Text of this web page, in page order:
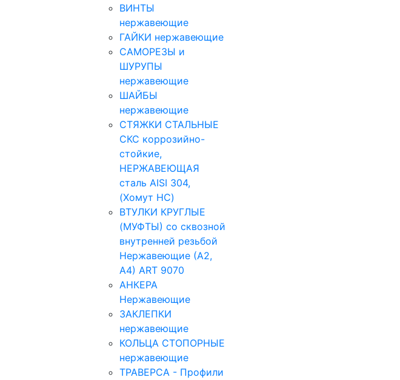
ВИНТЫ
нержавеющие
ГАЙКИ нержавеющие
САМОРЕЗЫ и
ШУРУПЫ
нержавеющие
ШАЙБЫ
нержавеющие
СТЯЖКИ СТАЛЬНЫЕ
СКС коррозийно-
стойкие,
НЕРЖАВЕЮЩАЯ
сталь AISI 304,
(Хомут НС)
ВТУЛКИ КРУГЛЫЕ
(МУФТЫ) со сквозной
внутренней резьбой
Нержавеющие (А2,
А4) ART 9070
АНКЕРА
Нержавеющие
ЗАКЛЕПКИ
нержавеющие
КОЛЬЦА СТОПОРНЫЕ
нержавеющие
ТРАВЕРСА - Профили